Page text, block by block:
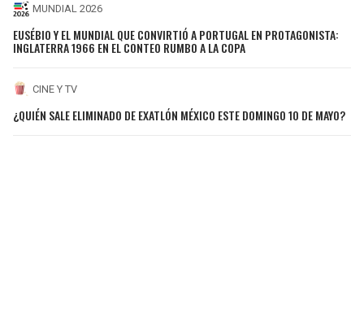
MUNDIAL 2026
EUSÉBIO Y EL MUNDIAL QUE CONVIRTIÓ A PORTUGAL EN PROTAGONISTA:
INGLATERRA 1966 EN EL CONTEO RUMBO A LA COPA
CINE Y TV
¿QUIÉN SALE ELIMINADO DE EXATLÓN MÉXICO ESTE DOMINGO 10 DE MAYO?